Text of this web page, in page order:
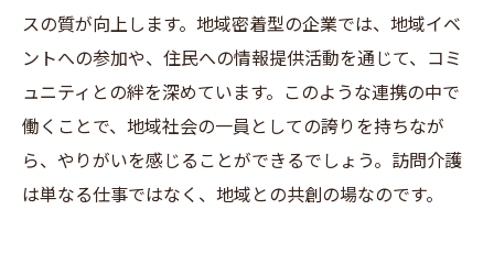
スの質が向上します。地域密着型の企業では、地域イベ
ントへの参加や、住民への情報提供活動を通じて、コミ
ュニティとの絆を深めています。このような連携の中で
働くことで、地域社会の一員としての誇りを持ちなが
ら、やりがいを感じることができるでしょう。訪問介護
は単なる仕事ではなく、地域との共創の場なのです。